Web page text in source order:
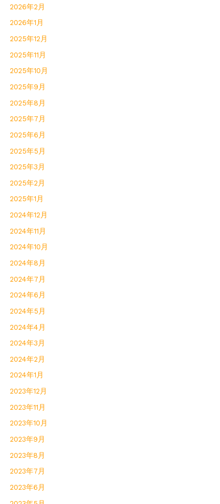
2026年2月
2026年1月
2025年12月
2025年11月
2025年10月
2025年9月
2025年8月
2025年7月
2025年6月
2025年5月
2025年3月
2025年2月
2025年1月
2024年12月
2024年11月
2024年10月
2024年8月
2024年7月
2024年6月
2024年5月
2024年4月
2024年3月
2024年2月
2024年1月
2023年12月
2023年11月
2023年10月
2023年9月
2023年8月
2023年7月
2023年6月